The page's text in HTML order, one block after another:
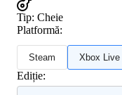
Tip: Cheie
Platformă:
Steam Xbox Live
Ediție: